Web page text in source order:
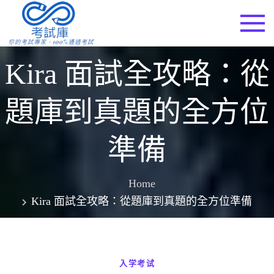
content
Kira 面試全攻略：從
題庫到真題的全方位
準備
Home
Kira 面試全攻略：從題庫到真題的全方位準備
入学考试